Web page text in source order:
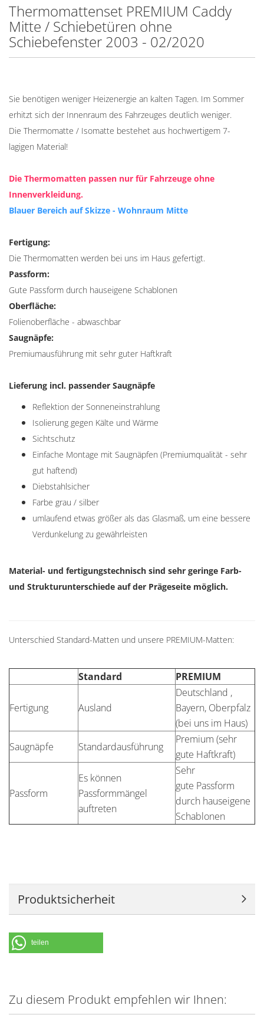
Thermomattenset PREMIUM Caddy
Mitte / Schiebetüren ohne
Schiebefenster 2003 - 02/2020
Sie benötigen weniger Heizenergie an kalten Tagen. Im Sommer
erhitzt sich der Innenraum des Fahrzeuges deutlich weniger.
Die Thermomatte / Isomatte bestehet aus hochwertigem 7-
lagigen Material!
Die Thermomatten passen nur für Fahrzeuge ohne
Innenverkleidung.
Blauer Bereich auf Skizze - Wohnraum Mitte
Fertigung:
Die Thermomatten werden bei uns im Haus gefertigt.
Passform:
Gute Passform durch hauseigene Schablonen
Oberfläche:
Folienoberfläche - abwaschbar
Saugnäpfe:
Premiumausführung mit sehr guter Haftkraft
Lieferung incl. passender Saugnäpfe
Reflektion der Sonneneinstrahlung
Isolierung gegen Kälte und Wärme
Sichtschutz
Einfache Montage mit Saugnäpfen (Premiumqualität - sehr
gut haftend)
Diebstahlsicher
Farbe grau / silber
umlaufend etwas größer als das Glasmaß, um eine bessere
Verdunkelung zu gewährleisten
Material- und fertigungstechnisch sind sehr geringe Farb-
und Strukturunterschiede auf der Prägeseite möglich.
Unterschied Standard-Matten und unsere PREMIUM-Matten:
Standard PREMIUM
Fertigung Ausland
Deutschland ,
Bayern, Oberpfalz
(bei uns im Haus)
Saugnäpfe
Standardausführung
Premium (sehr
gute Haftkraft)
Passform
Es können
Passformmängel
auftreten
Sehr
gute Passform
durch hauseigene
Schablonen
Produktsicherheit
teilen
Zu diesem Produkt empfehlen wir Ihnen: